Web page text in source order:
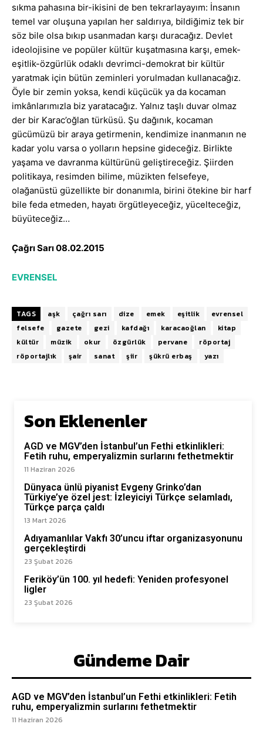
sıkma pahasına bir-ikisini de ben tekrarlayayım: İnsanın
temel var oluşuna yapılan her saldırıya, bildiğimiz tek bir
söz bile olsa bıkıp usanmadan karşı duracağız. Devlet
ideolojisine ve popüler kültür kuşatmasına karşı, emek-
eşitlik-özgürlük odaklı devrimci-demokrat bir kültür
yaratmak için bütün zeminleri yorulmadan kullanacağız.
Öyle bir zemin yoksa, kendi küçücük ya da kocaman
imkânlarımızla biz yaratacağız. Yalnız taşlı duvar olmaz
der bir Karac’oğlan türküsü. Şu dağınık, kocaman
gücümüzü bir araya getirmenin, kendimize inanmanın ne
kadar yolu varsa o yolların hepsine gideceğiz. Birlikte
yaşama ve davranma kültürünü geliştireceğiz. Şiirden
politikaya, resimden bilime, müzikten felsefeye,
olağanüstü güzellikte bir donanımla, birini ötekine bir harf
bile feda etmeden, hayatı örgütleyeceğiz, yücelteceğiz,
büyüteceğiz…
Çağrı Sarı 08.02.2015
EVRENSEL
TAGS aşk çağrı sarı dize emek eşitlik
evrensel
felsefe
gazete gezi kafdağı karacaoğlan
kitap
kültür
müzik okur özgürlük pervane
röportaj
röportajlık
şair sanat şiir şükrü erbaş yazı
Son Eklenenler
AGD ve MGV’den İstanbul’un Fethi etkinlikleri:
Fetih ruhu, emperyalizmin surlarını fethetmektir
11 Haziran 2026
Dünyaca ünlü piyanist Evgeny Grinko’dan
Türkiye’ye özel jest: İzleyiciyi Türkçe selamladı,
Türkçe parça çaldı
13 Mart 2026
Adıyamanlılar Vakfı 30’uncu iftar organizasyonunu
gerçekleştirdi
23 Şubat 2026
Feriköy’ün 100. yıl hedefi: Yeniden profesyonel
ligler
23 Şubat 2026
Gündeme Dair
AGD ve MGV’den İstanbul’un Fethi etkinlikleri: Fetih
ruhu, emperyalizmin surlarını fethetmektir
11 Haziran 2026